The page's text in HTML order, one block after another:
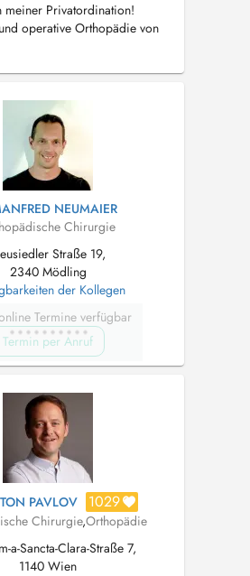
Privatordination!
operative Orthopädie von
fundiert, kompetent
an Europäischen
erwartet Sie in meiner
Ordination in Bad
NEUMAIER
Chirurgie
Straße 19,
2340 Mödling
der Kollegen
Termine verfügbar
Termin per Anruf
PAVLOV 1029
Chirurgie,Orthopädie
a-Sancta-Clara-Straße 7,
1140 Wien